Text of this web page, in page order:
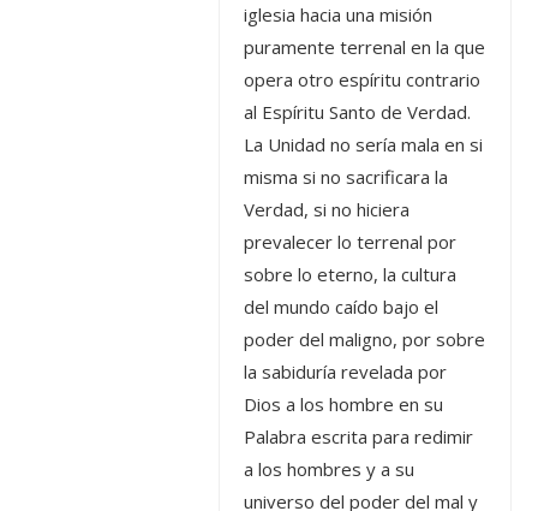
iglesia hacia una misión
puramente terrenal en la que
opera otro espíritu contrario
al Espíritu Santo de Verdad.
La Unidad no sería mala en si
misma si no sacrificara la
Verdad, si no hiciera
prevalecer lo terrenal por
sobre lo eterno, la cultura
del mundo caído bajo el
poder del maligno, por sobre
la sabiduría revelada por
Dios a los hombre en su
Palabra escrita para redimir
a los hombres y a su
universo del poder del mal y